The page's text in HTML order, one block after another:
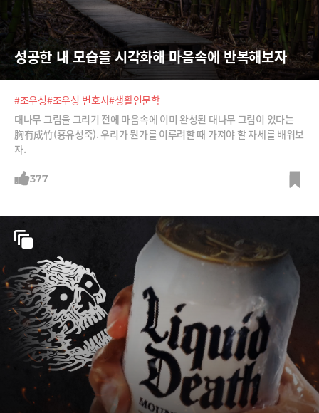
성공한 내 모습을 시각화해 마음속에 반복해보자
#조우성#조우성 변호사#생활인문학
대나무 그림을 그리기 전에 마음속에 이미 완성된 대나무 그림이 있다는
胸有成竹(흉유성죽). 우리가 뭔가를 이루려할 때 가져야 할 자세를 배워보
자.
377